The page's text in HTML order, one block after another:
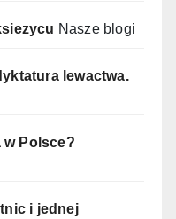
Nasze blogi
lewactwa.
w Polsce?
i jednej